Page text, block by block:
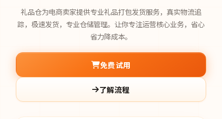
礼品仓为电商卖家提供专业礼品打包发货服务，真实物流追
踪，极速发货，专业仓储管理。让你专注运营核心业务，省心
省力降成本。
免费试用
了解流程